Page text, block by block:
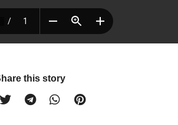
this story